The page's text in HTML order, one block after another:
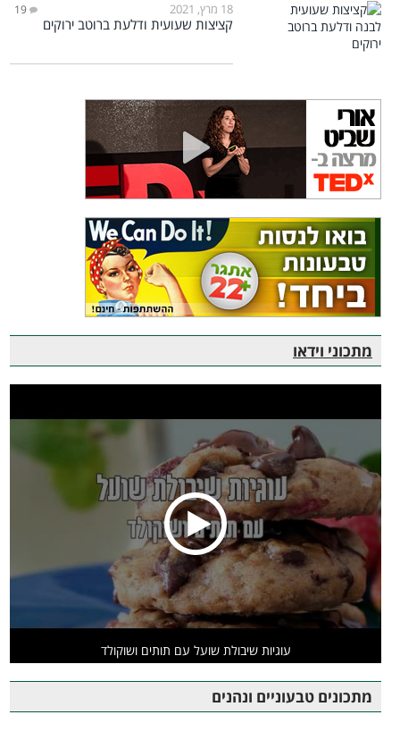
18 מרץ, 2021 19
קציצות שעועית ודלעת ברוטב ירוקים
מתכוני וידאו
עוגיות שיבולת שועל עם תותים ושוקולד
מתכונים טבעוניים ונהנים